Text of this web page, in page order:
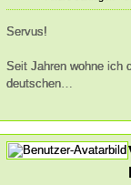
Servus!
Seit Jahren wohne ich
deutschen…